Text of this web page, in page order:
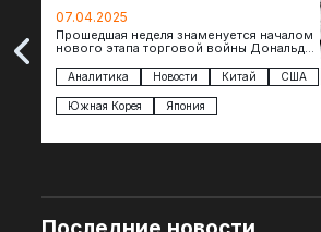
07.04.2025
Прошедшая неделя знаменуется началом
нового этапа торговой войны Дональда
импорта из более 100 стран…
Аналитика Новости Китай США
Южная Корея Япония